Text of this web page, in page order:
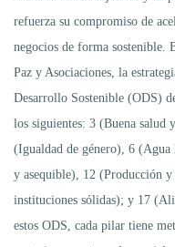
refuerza su compromiso de
negocios de forma sostenible.
Paz y Asociaciones, la
Desarrollo Sostenible (ODS)
los siguientes: 3 (Buena salud
(Igualdad de género), 6
y asequible), 12 (Producción
instituciones sólidas); y 17
estos ODS, cada pilar tiene